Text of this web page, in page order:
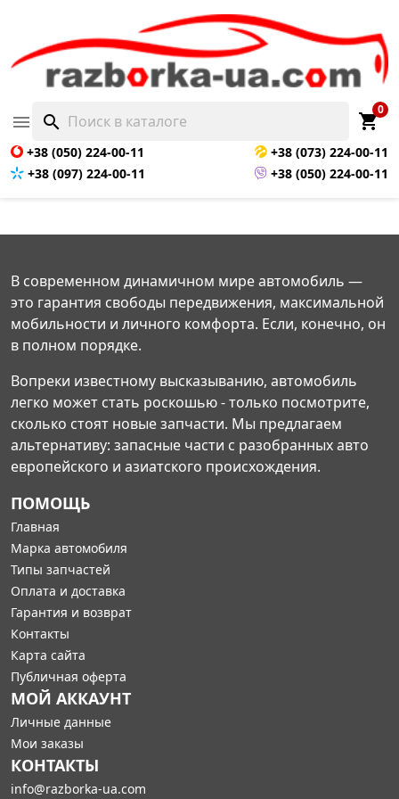
 search shopping_cart
0
+38 (050) 224-00-11
+38 (073) 224-00-11
+38 (097) 224-00-11
+38 (050) 224-00-11
В современном динамичном мире автомобиль —
это гарантия свободы передвижения, максимальной
мобильности и личного комфорта. Если, конечно, он
в полном порядке.
Вопреки известному высказыванию, автомобиль
легко может стать роскошью - только посмотрите,
сколько стоят новые запчасти. Мы предлагаем
альтернативу: запасные части с разобранных авто
европейского и азиатского происхождения.
ПОМОЩЬ
Главная
Марка автомобиля
Типы запчастей
Оплата и доставка
Гарантия и возврат
Контакты
Карта сайта
Публичная оферта
МОЙ АККАУНТ
Личные данные
Мои заказы
КОНТАКТЫ
info@razborka-ua.com